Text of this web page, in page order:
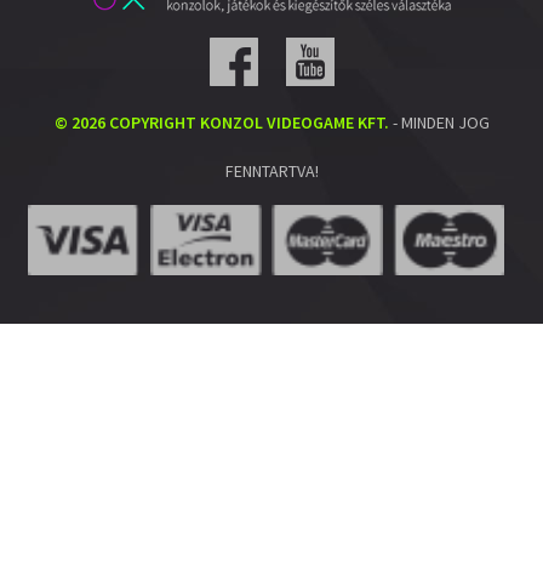
© 2026 COPYRIGHT KONZOL VIDEOGAME KFT. - MINDEN JOG
FENNTARTVA!